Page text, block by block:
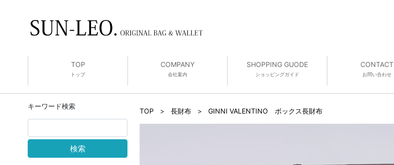
TOP
トップ
COMPANY
会社案内
SHOPPING GUODE
ショッピングガイド
CONTACT
お問い合わせ
キーワード検索
検索
TOP > 長財布 > GINNI VALENTINO ボックス長財布